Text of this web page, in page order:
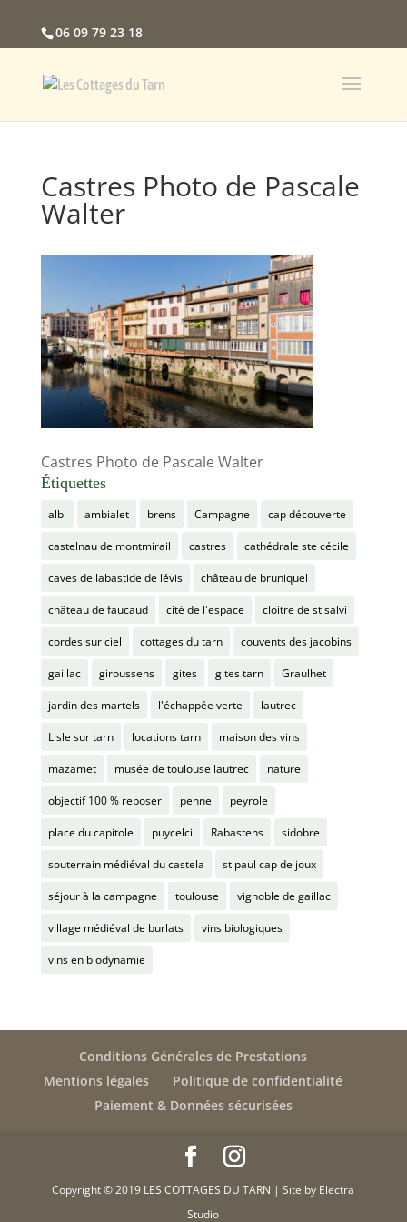
06 09 79 23 18
Castres Photo de Pascale
Walter
Castres Photo de Pascale Walter
Étiquettes
albi ambialet brens Campagne cap découverte
castelnau de montmirail castres cathédrale ste cécile
caves de labastide de lévis château de bruniquel
château de faucaud cité de l'espace cloitre de st salvi
cordes sur ciel cottages du tarn couvents des jacobins
gaillac giroussens gites gites tarn Graulhet
jardin des martels l'échappée verte lautrec
Lisle sur tarn locations tarn maison des vins
mazamet musée de toulouse lautrec nature
objectif 100 % reposer penne peyrole
place du capitole puycelci Rabastens sidobre
souterrain médiéval du castela st paul cap de joux
séjour à la campagne toulouse vignoble de gaillac
village médiéval de burlats vins biologiques
vins en biodynamie
Conditions Générales de Prestations
Mentions légales
Politique de confidentialité
Paiement & Données sécurisées
Copyright © 2019 LES COTTAGES DU TARN | Site by Electra
Studio